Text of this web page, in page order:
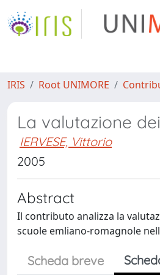
IRIS Root UNIMORE
La valutazione
IERVESE, Vittorio
2005
Abstract
Il contributo analizza la
scuole emliano-romagnole
Scheda breve